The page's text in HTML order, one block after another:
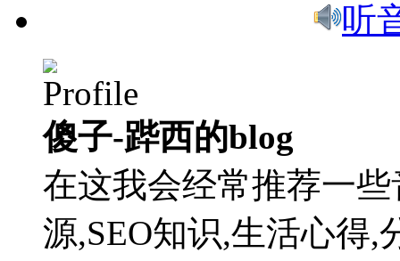
听
傻子-跸西的blog
在这我会经常推荐一
源,SEO知识,生活心得,